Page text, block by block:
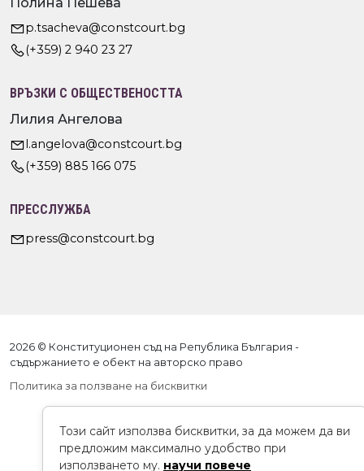
p.tsacheva@constcourt.bg
(+359) 2 940 23 27
ВРЪЗКИ С ОБЩЕСТВЕНОСТТА
Лилия Ангелова
l.angelova@constcourt.bg
(+359) 885 166 075
ПРЕССЛУЖБА
press@constcourt.bg
2026 © Конституционен съд на Република България -
съдържанието е обект на авторско право
Политика за ползване на бисквитки
Този сайт използва бисквитки, за да можем да ви
предложим максимално удобство при
използването му. научи повече